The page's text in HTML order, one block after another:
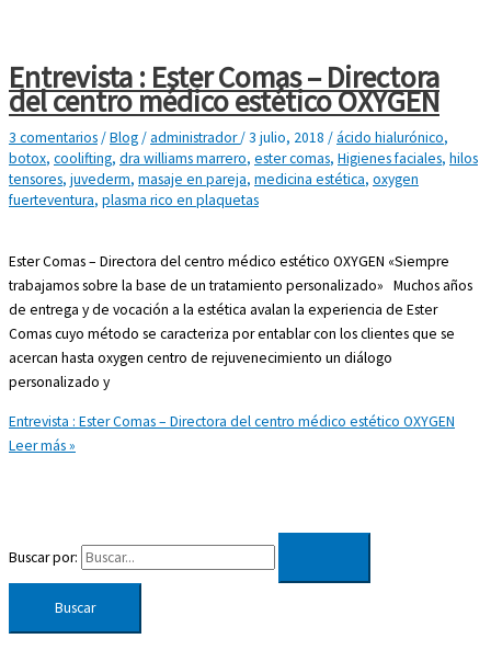
Entrevista : Ester Comas – Directora
del centro médico estético OXYGEN
3 comentarios/Blog/administrador/3 julio, 2018 /ácido hialurónico,
botox, coolifting, dra williams marrero, ester comas, Higienes faciales, hilos
tensores, juvederm, masaje en pareja, medicina estética, oxygen
fuerteventura, plasma rico en plaquetas
Ester Comas – Directora del centro médico estético OXYGEN «Siempre
trabajamos sobre la base de un tratamiento personalizado» Muchos años
de entrega y de vocación a la estética avalan la experiencia de Ester
Comas cuyo método se caracteriza por entablar con los clientes que se
acercan hasta oxygen centro de rejuvenecimiento un diálogo
personalizado y
Entrevista : Ester Comas – Directora del centro médico estético OXYGEN
Leer más »
Buscar por: